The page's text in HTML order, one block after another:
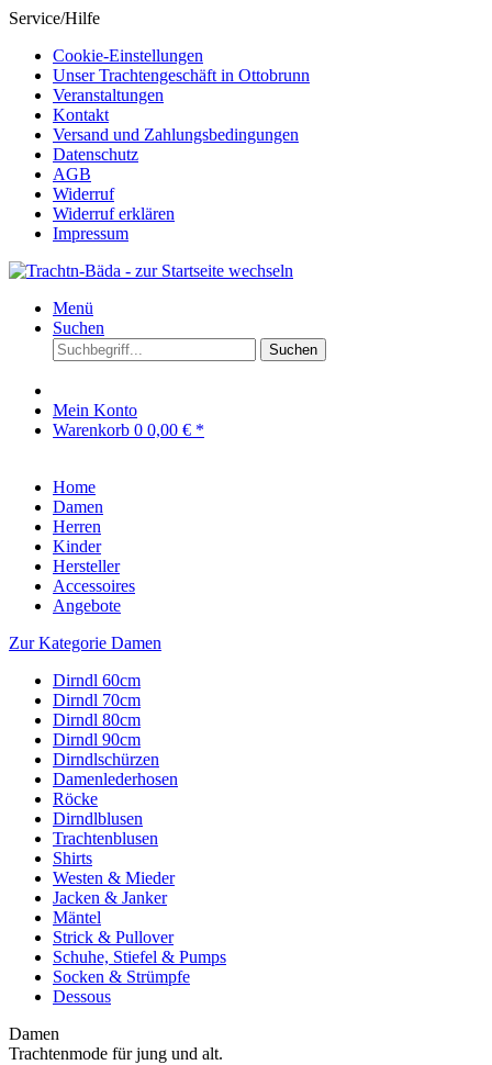
Service/Hilfe
Cookie-Einstellungen
Unser Trachtengeschäft in Ottobrunn
Veranstaltungen
Kontakt
Versand und Zahlungsbedingungen
Datenschutz
AGB
Widerruf
Widerruf erklären
Impressum
Menü
Suchen
Suchen
Mein Konto
Warenkorb 0 0,00 € *
Home
Damen
Herren
Kinder
Hersteller
Accessoires
Angebote
Zur Kategorie Damen
Dirndl 60cm
Dirndl 70cm
Dirndl 80cm
Dirndl 90cm
Dirndlschürzen
Damenlederhosen
Röcke
Dirndlblusen
Trachtenblusen
Shirts
Westen & Mieder
Jacken & Janker
Mäntel
Strick & Pullover
Schuhe, Stiefel & Pumps
Socken & Strümpfe
Dessous
Damen
Trachtenmode für jung und alt.